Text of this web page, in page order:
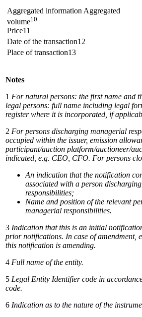
Aggregated information Aggregated
volume10
Price11
Date of the transaction12
Place of transaction13
Notes
1 For natural persons: the first name and
legal persons: full name including legal
register where it is incorporated, if
2 For persons discharging managerial
occupied within the issuer, emission
participant/auction platform/auctioneer/
indicated, e.g. CEO, CFO. For persons
An indication that the notification
associated with a person discharging
responsibilities;
Name and position of the relevant
managerial responsibilities.
3 Indication that this is an initial
prior notifications. In case of amendment,
this notification is amending.
4 Full name of the entity.
5 Legal Entity Identifier code in
code.
6 Indication as to the nature of the